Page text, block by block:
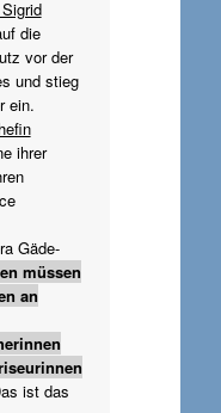
die
vor der
und stieg
ein.
ihrer
Gäde-
müssen
an
ist das